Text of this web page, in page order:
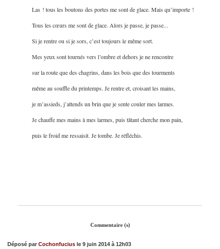
Las ! tous les boutons des portes me sont de glace. Mais qu’importe !
Tous les cœurs me sont de glace. Alors je passe, je passe...
Si je rentre ou si je sors, c’est toujours le même sort.
Mes yeux sont tournés vers l’ombre et dehors je ne rencontre
sur la route que des chagrins, dans les bois que des tourments
même au souffle du printemps. Je rentre et, croisant les mains,
je m’assieds, j’attends un brin que je sente couler mes larmes.
Je chauffe mes mains à mes larmes, puis tâtant cherche mon pain,
puis le froid me ressaisit. Je tombe. Je réfléchis.
Commentaire (s)
Déposé par Cochonfucius le 9 juin 2014 à 12h03